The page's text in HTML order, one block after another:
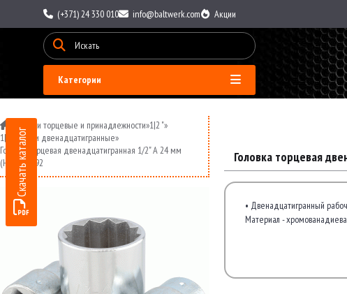
(+371) 24 330 010 info@baltwerk.com Акции
Категории
Скачать каталог
Головки торцевые и принадлежности»1|2 "»
1|2 головки двенадцатигранные»
Головка торцевая двенадцатигранная 1/2" A 24 мм
(НИЗ) 13792
Головка торцевая
• Двенадцатигранный
Материал -